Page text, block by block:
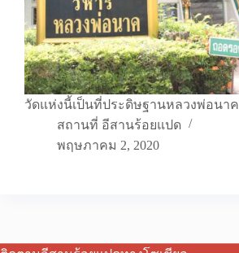
วัดแห่งนี้เป็นที่ประดิษฐานหลวงพ่อนา
สถานที่ อีสานร้อยแปด
พฤษภาคม 2, 2020